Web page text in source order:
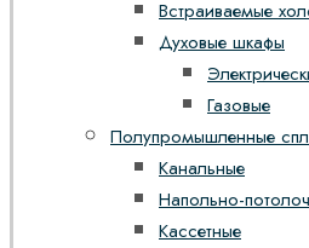
Встраиваемые
Духовые шкафы
Газовые
Полупромышленные
Канальные
Напольно-
Кассетные